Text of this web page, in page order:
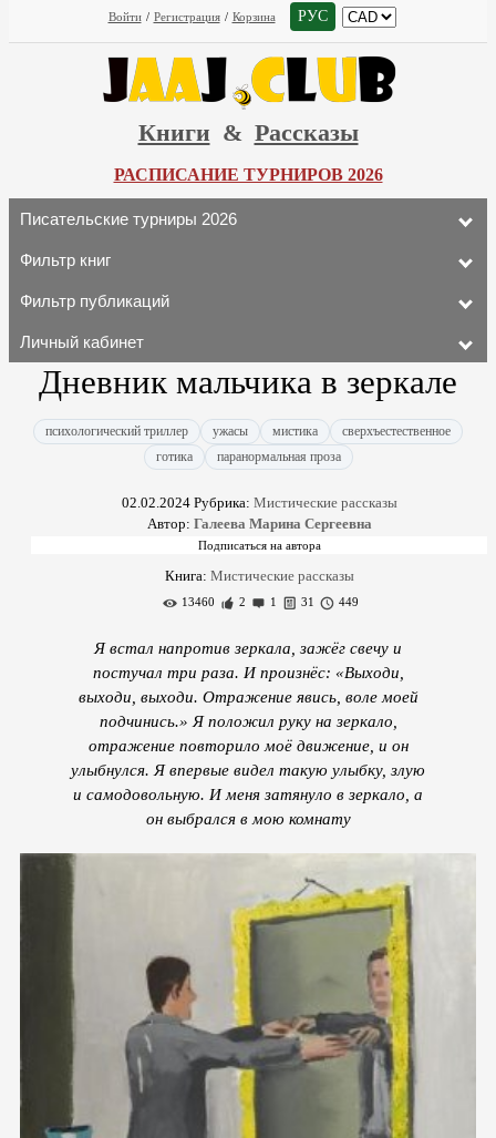
Войти / Регистрация / Корзина РУС
Книги & Рассказы
РАСПИСАНИЕ ТУРНИРОВ 2026
Писательские турниры 2026
Фильтр книг
Фильтр публикаций
Личный кабинет
Дневник мальчика в зеркале
психологический триллер ужасы мистика
сверхъестественное
готика
паранормальная проза
02.02.2024Рубрика: Мистические рассказы
Автор: Галеева Марина Сергеевна
Книга: Мистические рассказы
13460 2 1 31 449
Я встал напротив зеркала, зажёг свечу и
постучал три раза. И произнёс: «Выходи,
выходи, выходи. Отражение явись, воле моей
подчинись.» Я положил руку на зеркало,
отражение повторило моё движение, и он
улыбнулся. Я впервые видел такую улыбку, злую
и самодовольную. И меня затянуло в зеркало, а
он выбрался в мою комнату